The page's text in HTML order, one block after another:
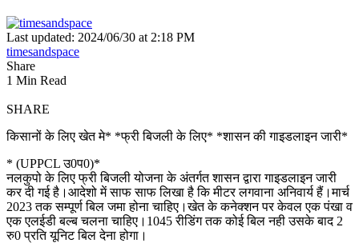
Last updated: 2024/06/30 at 2:18 PM
timesandspace
Share
1 Min Read
SHARE
किसानों के लिए खेत मे* *फ्री बिजली के लिए* *शासन की गाइडलाइन जारी*
* (UPPCL उ0प0)*
नलकुपो के लिए फ्री बिजली योजना के अंतर्गत शासन द्वारा गाइडलाइन जारी
कर दी गई है।आदेशो में साफ साफ लिखा है कि मीटर लगवाना अनिवार्य हैं।मार्च
2023 तक सम्पूर्ण बिल जमा होना चाहिए।खेत के कनेक्शन पर केवल एक पंखा व
एक एलईडी बल्ब चलना चाहिए।1045 रीडिंग तक कोई बिल नही उसके बाद 2
रु0 प्रति यूनिट बिल देना होगा।